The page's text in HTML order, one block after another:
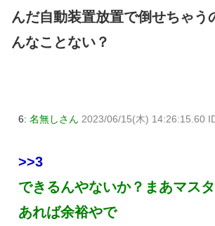
んだ自動装置放置で倒せちゃう
んなことない？
6: 名無しさん 2023/06/15(木) 14:26:15.60
>>3
できるんやないか？まあマス
あれば余裕やで